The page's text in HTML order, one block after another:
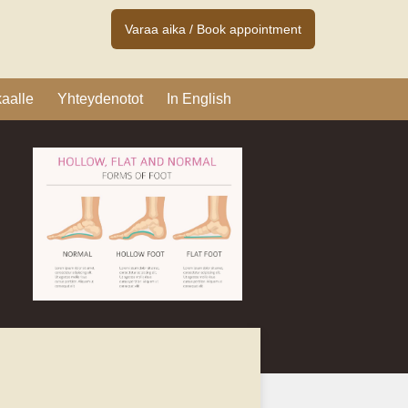
Varaa aika / Book appointment
Yhteydenotot In English